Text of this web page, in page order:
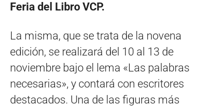
Feria del Libro VCP.
La misma, que se trata de la novena
edición, se realizará del 10 al 13 de
noviembre bajo el lema «Las palabras
necesarias», y contará con escritores
destacados. Una de las figuras más